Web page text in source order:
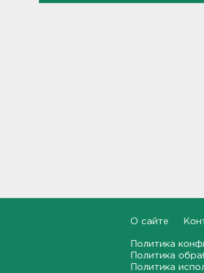
области пострадали пятеро
С Ладоги эвакуировали
лодочника с заглохшим
О сайте
Политика
Политика
Политика